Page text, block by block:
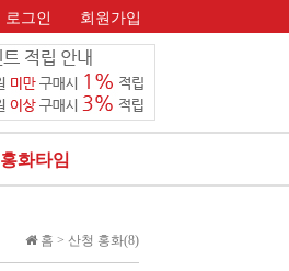
회원가입
로그인
홍화타임
홈 > 산청 홍화(8)